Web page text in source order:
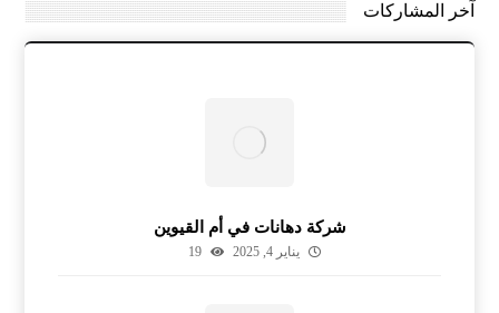
آخر المشاركات
شركة دهانات في أم القيوين
يناير 4, 2025 19